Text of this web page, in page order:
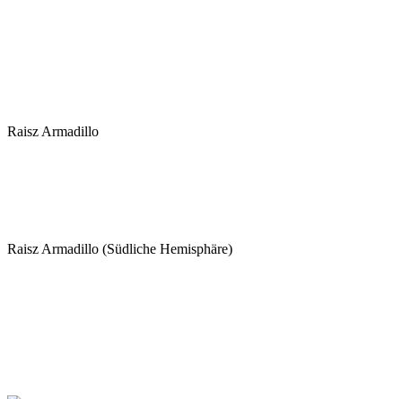
Raisz Armadillo (Südliche Hemisphäre)
Raisz Armadillo